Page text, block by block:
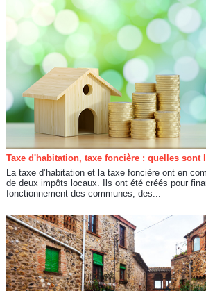
Taxe d'habitation, taxe foncière : quelles sont
La taxe d’habitation et la taxe foncière ont en
de deux impôts locaux. Ils ont été créés pour
fonctionnement des communes, des...